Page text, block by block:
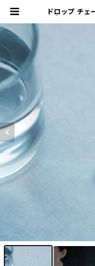
ドロップ チェ